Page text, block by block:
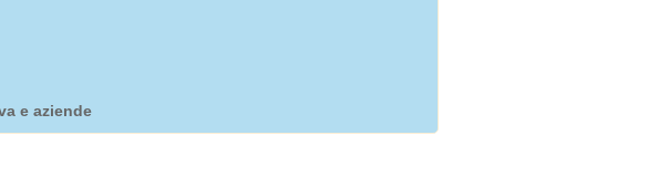
e aziende